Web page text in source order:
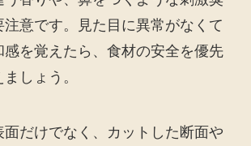
意です。見た目に異常がなくて
感を覚えたら、食材の安全を優先
しょう。
だけでなく、カットした断面や